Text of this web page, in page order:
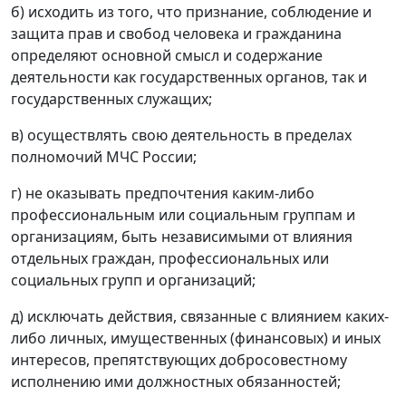
б) исходить из того, что признание, соблюдение и
защита прав и свобод человека и гражданина
определяют основной смысл и содержание
деятельности как государственных органов, так и
государственных служащих;
в) осуществлять свою деятельность в пределах
полномочий МЧС России;
г) не оказывать предпочтения каким-либо
профессиональным или социальным группам и
организациям, быть независимыми от влияния
отдельных граждан, профессиональных или
социальных групп и организаций;
д) исключать действия, связанные с влиянием каких-
либо личных, имущественных (финансовых) и иных
интересов, препятствующих добросовестному
исполнению ими должностных обязанностей;